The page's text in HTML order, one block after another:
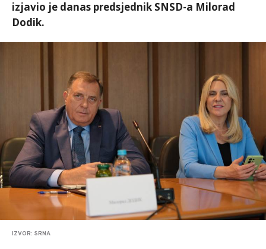
izjavio je danas predsjednik SNSD-a Milorad
Dodik.
IZVOR: SRNA